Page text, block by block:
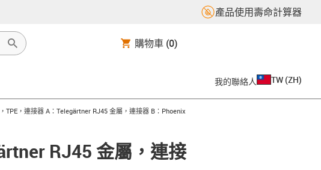
產品使用壽命計算器
購物車 (0)
我的聯絡人 TW (ZH)
TPE，連接器 A：Telegärtner RJ45 金屬，連接器 B：Phoenix
RJ45 金屬，連接